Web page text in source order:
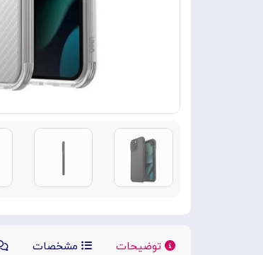
توضیحات مشخصات